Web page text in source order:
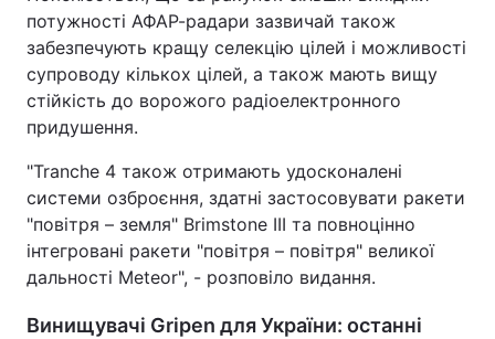
потужності АФАР-радари зазвичай також
забезпечують кращу селекцію цілей і можливості
супроводу кількох цілей, а також мають вищу
стійкість до ворожого радіоелектронного
придушення.
"Tranche 4 також отримають удосконалені
системи озброєння, здатні застосовувати ракети
"повітря – земля" Brimstone III та повноцінно
інтегровані ракети "повітря – повітря" великої
дальності Meteor", - розповіло видання.
Винищувачі Gripen для України: останні